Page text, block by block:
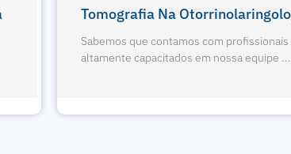
1º Eagle Edge 0.2 FS Do RJ
Sabemos que contamos com profissionais
altamente capacitados em nossa equipe ...